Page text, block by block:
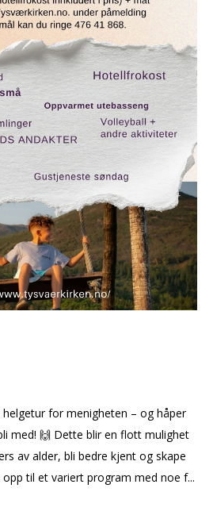
helgetur for menigheten – og håper
med! 🙌 Dette blir en flott mulighet
av alder, bli bedre kjent og skape
til et variert program med noe f...